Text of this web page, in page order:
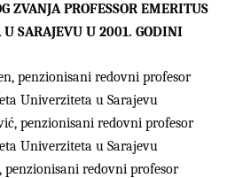
ZVANJA PROFESSOR EMERITUS
SARAJEVU U 2001. GODINI
penzionisani redovni profesor
Univerziteta u Sarajevu
penzionisani redovni profesor
Univerziteta u Sarajevu
penzionisani redovni profesor